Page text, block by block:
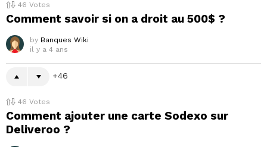
46 Votes
Comment savoir si on a droit au 500$ ?
by Banques Wiki
il y a 4 ans
46
46 Votes
Comment ajouter une carte Sodexo sur
Deliveroo ?